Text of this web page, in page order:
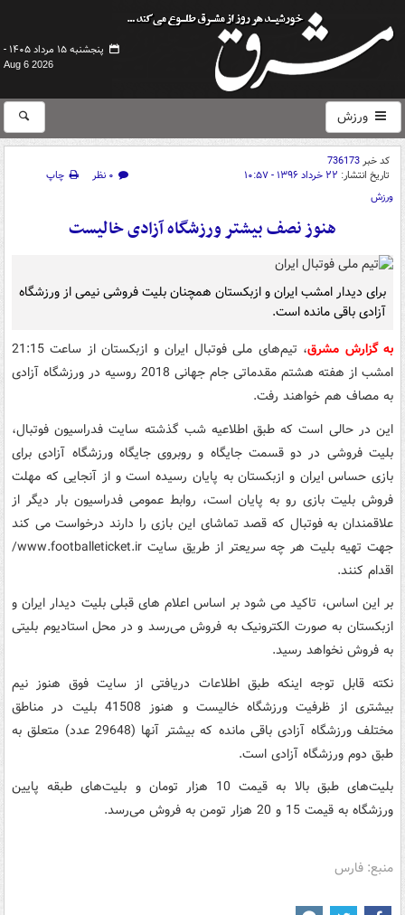
پنجشنبه ۱۵ مرداد ۱۴۰۵ -
Aug 6 2026
ورزش
کد خبر736173
تاریخ انتشار: ۲۲ خرداد ۱۳۹۶ - ۱۰:۵۷ ۰ نظر
چاپ
ورزش
هنوز نصف بیشتر ورزشگاه آزادی خالیست
برای دیدار امشب ایران و ازبکستان همچنان بلیت فروشی نیمی از ورزشگاه
آزادی باقی مانده است.
به گزارش مشرق
، تیم‌های ملی فوتبال ایران و ازبکستان از ساعت 21:15
امشب از هفته هشتم مقدماتی جام جهانی 2018 روسیه در ورزشگاه آزادی
به مصاف هم خواهند رفت.
این در حالی است که طبق اطلاعیه شب گذشته سایت فدراسیون فوتبال،
بلیت فروشی در دو قسمت جایگاه و روبروی جایگاه ورزشگاه آزادی برای
بازی حساس ایران و ازبکستان به پایان رسیده است و از آنجایی که مهلت
فروش بلیت بازی رو به پایان است، روابط عمومی فدراسیون بار دیگر از
علاقمندان به فوتبال که قصد تماشای این بازی را دارند درخواست می کند
جهت تهیه بلیت هر چه سریعتر از طریق سایت www.footballeticket.ir/
اقدام کنند.
بر این اساس، تاکید می شود بر اساس اعلام های قبلی بلیت دیدار ایران و
ازبکستان به صورت الکترونیک به فروش می‌رسد و در محل استادیوم بلیتی
به فروش نخواهد رسید.
نکته قابل توجه اینکه طبق اطلاعات دریافتی از سایت فوق هنوز نیم
بیشتری از ظرفیت ورزشگاه خالیست و هنوز 41508 بلیت در مناطق
مختلف ورزشگاه آزادی باقی مانده که بیشتر آنها (29648 عدد) متعلق به
طبق دوم ورزشگاه آزادی است.
بلیت‌های طبق بالا به قیمت 10 هزار تومان و بلیت‌های طبقه پایین
ورزشگاه به قیمت 15 و 20 هزار تومن به فروش می‌رسد.
منبع: فارس